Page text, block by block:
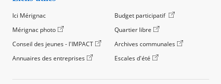
Ici Mérignac
Budget participatif
Mérignac photo
Quartier libre
Conseil des jeunes - l'IMPACT
Archives communales
Annuaires des entreprises
Escales d'été